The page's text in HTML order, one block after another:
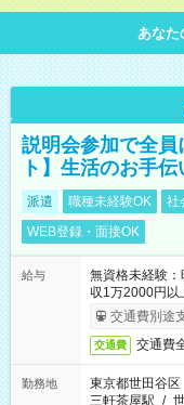
あなた
説明会参加で全
ト】生活のお手伝
派遣 職種未経験OK 社
WEB登録・面接OK
給与
無資格未経験
収1万2000円以
交通費別途
交通費 交通費
勤務地
東京都世田谷区
三軒茶屋駅 /